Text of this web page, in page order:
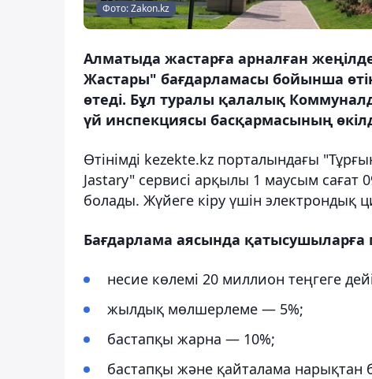
Фото: Zakon.kz
Алматыда жастарға арналған
Жастары" бағдарламасы бойынша
өтеді. Бұл туралы қалалық
үй инспекциясы басқармасының
Өтінімді kezekte.kz порталындағы
Jastary" сервисі арқылы 1 маусым сағат
болады. Жүйеге кіру үшін электрондық
Бағдарлама аясында
несие көлемі 20 миллион теңгеге
жылдық мөлшерлеме — 5%;
бастапқы жарна — 10%;
бастапқы және қайталама нарықтан